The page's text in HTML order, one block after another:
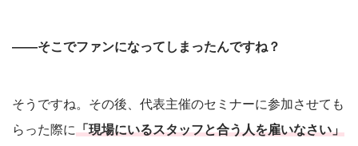
――そこでファンになってしまったんですね？
そうですね。その後、代表主催のセミナーに参加させても
らった際に「現場にいるスタッフと合う人を雇いなさい」